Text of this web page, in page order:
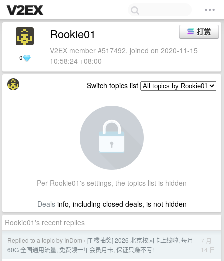
0
打赏
Rookie01
V2EX member #517492, joined on 2020-11-15
10:58:24 +08:00
Switch topics list
Per Rookie01's settings, the topics list is hidden
Dealsinfo, including closed deals, is not hidden
Rookie01's recent replies
Replied to a topic by InDom › [T 楼抽奖] 2026 北京校园卡上线啦, 每月
60G 全国通用流量, 免费领一年会员月卡, 保证只赚不亏!
7 月
14 日